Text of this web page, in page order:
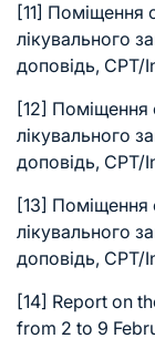
[11] Поміщення
лікувального
доповідь,
[12] Поміщення
лікувального
доповідь,
[13] Поміщення
лікувального
доповідь,
[14] Report on
from 2 to 9